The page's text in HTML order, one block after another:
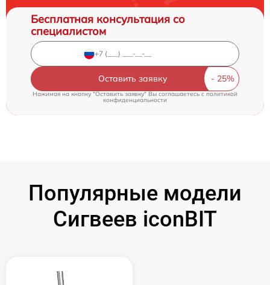
Бесплатная консультация со
специалистом
Оставить заявку
Нажимая на кнопку "Оставить заявку" Вы соглашаетесь cполитикой
конфиденциальности
Популярные модели
Сигвеев iconBIT